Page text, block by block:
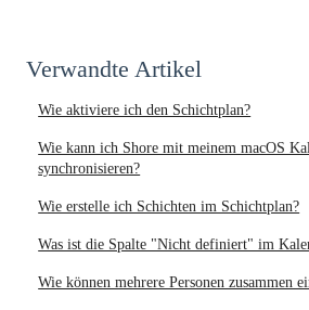
Verwandte Artikel
Wie aktiviere ich den Schichtplan?
Wie kann ich Shore mit meinem macOS
synchronisieren?
Wie erstelle ich Schichten im Schichtplan?
Was ist die Spalte "Nicht definiert" im
Wie können mehrere Personen zusammen